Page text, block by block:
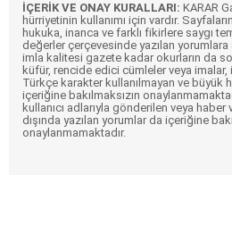
İÇERİK VE ONAY KURALLARI: KARAR
hürriyetinin kullanımı için vardır.
hukuka, inanca ve farklı fikirlere saygı
değerler çerçevesinde yazılan yorumlara
imla kalitesi gazete kadar okurların da
küfür, rencide edici cümleler veya imalar,
Türkçe karakter kullanılmayan ve büyük
içeriğine bakılmaksızın
kullanıcı adlarıyla gönderilen veya haber
dışında yazılan yorumlar da içeriğine
onaylanmamaktadır.